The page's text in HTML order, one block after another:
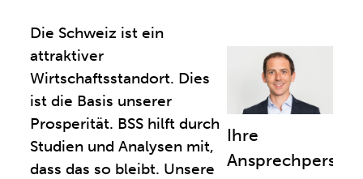
Die Schweiz ist ein
attraktiver
Wirtschaftsstandort. Dies
ist die Basis unserer
Prosperität. BSS hilft durch
Studien und Analysen mit,
dass das so bleibt. Unsere
Ihre
Ansprechperson